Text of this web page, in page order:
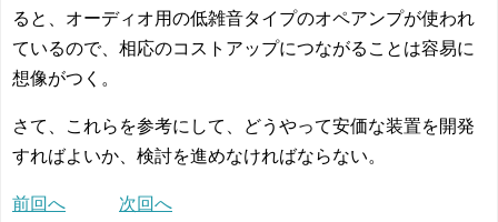
ると、オーディオ用の低雑音タイプのオペアンプが使われ
ているので、相応のコストアップにつながることは容易に
想像がつく。
さて、これらを参考にして、どうやって安価な装置を開発
すればよいか、検討を進めなければならない。
前回へ 次回へ